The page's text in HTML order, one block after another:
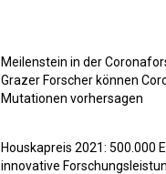
Meilenstein in der
Grazer Forscher können
Mutationen vorhersagen
Houskapreis 2021: 500.000
innovative